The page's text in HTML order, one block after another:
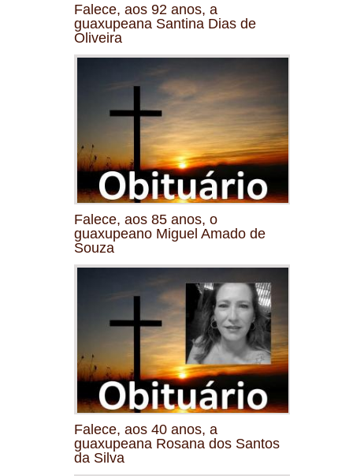
Falece, aos 92 anos, a
guaxupeana Santina Dias de
Oliveira
Falece, aos 85 anos, o
guaxupeano Miguel Amado de
Souza
Falece, aos 40 anos, a
guaxupeana Rosana dos Santos
da Silva